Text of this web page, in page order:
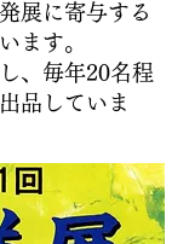
展に寄与する
ます。
、毎年20名程
品していま